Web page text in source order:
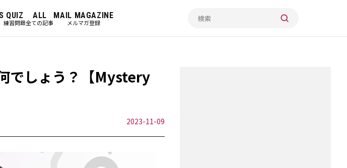
QUIZ
練習問題
ALL
全ての記事
MAIL MAGAZINE
メルマガ登録
でしょう？【Mystery
2023-11-09